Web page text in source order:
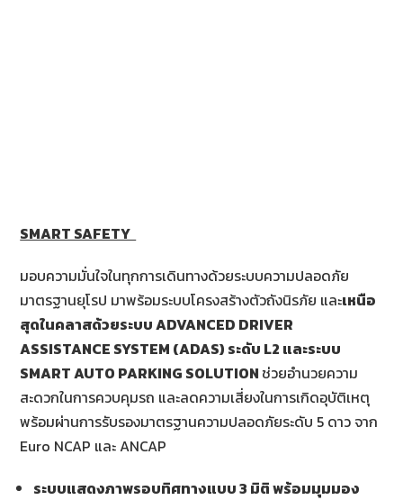
SMART SAFETY
มอบความมั่นใจในทุกการเดินทางด้วยระบบความปลอดภัย
มาตรฐานยุโรป มาพร้อมระบบโครงสร้างตัวถังนิรภัย และเหนือ
สุดในคลาสด้วยระบบADVANCED DRIVER
ASSISTANCE SYSTEM (ADAS) ระดับ L2 และระบบ
SMART AUTO PARKING SOLUTION ช่วยอำนวยความ
สะดวกในการควบคุมรถ และลดความเสี่ยงในการเกิดอุบัติเหตุ
พร้อมผ่านการรับรองมาตรฐานความปลอดภัยระดับ 5 ดาว จาก
Euro NCAP และ ANCAP
ระบบแสดงภาพรอบทิศทางแบบ 3 มิติ พร้อมมุมมอง